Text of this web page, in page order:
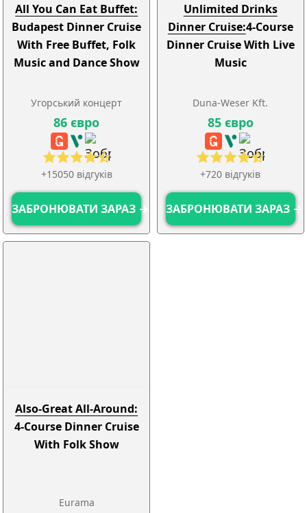
All You Can Eat Buffet:
Budapest Dinner Cruise
With Free Buffet, Folk
Music and Dance Show
Угорський концерт
+15050 відгуків
86 євро
ЗАБРОНЮВАТИ ЗАРАЗ →
Unlimited Drinks
Dinner Cruise:4-Course
Dinner Cruise With Live
Music
Duna-Weser Kft.
+720 відгуків
85 євро
ЗАБРОНЮВАТИ ЗАРАЗ →
Also-Great All-Around:
4-Course Dinner Cruise
With Folk Show
Eurama